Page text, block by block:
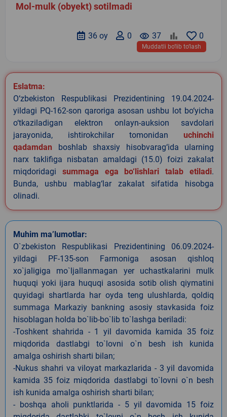
Mol-mulk (obyekt) sotilmadi
0
remove_red_eye 37
0
36 oy
Muddatli bo‘lib to‘lash
Eslatma:
O‘zbekiston Respublikasi Prezidentining 19.04.2024-
yildagi PQ-162-son qaroriga asosan ushbu lot bo‘yicha
o‘tkaziladigan elektron onlayn-auksion savdolari
jarayonida, ishtirokchilar tomonidan uchinchi
qadamdan boshlab shaxsiy hisobvarag‘ida ularning
narx taklifiga nisbatan amaldagi (15.0) foizi zakalat
miqdoridagi summaga ega bo‘lishlari talab etiladi.
Bunda, ushbu mablag‘lar zakalat sifatida hisobga
olinadi.
Muhim ma’lumotlar:
O`zbekiston Respublikasi Prezidentining 06.09.2024-
yildagi PF-135-son Farmoniga asosan qishloq
xo`jaligiga mo`ljallanmagan yer uchastkalarini mulk
huquqi yoki ijara huquqi asosida sotib olish qiymatini
quyidagi shartlarda har oyda teng ulushlarda, qoldiq
summaga Markaziy bankning asosiy stavkasida foiz
hisoblagan holda bo`lib-bo`lib to`lashga beriladi:
-Toshkent shahrida - 1 yil davomida kamida 35 foiz
miqdorida dastlabgi to`lovni o`n besh ish kunida
amalga oshirish sharti bilan;
-Nukus shahri va viloyat markazlarida - 3 yil davomida
kamida 35 foiz miqdorida dastlabgi to`lovni o`n besh
ish kunida amalga oshirish sharti bilan;
- boshqa aholi punktlarida - 5 yil davomida 15 foiz